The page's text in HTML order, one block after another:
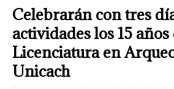
Celebrarán con tres
actividades los 15 años
Licenciatura en
Unicach